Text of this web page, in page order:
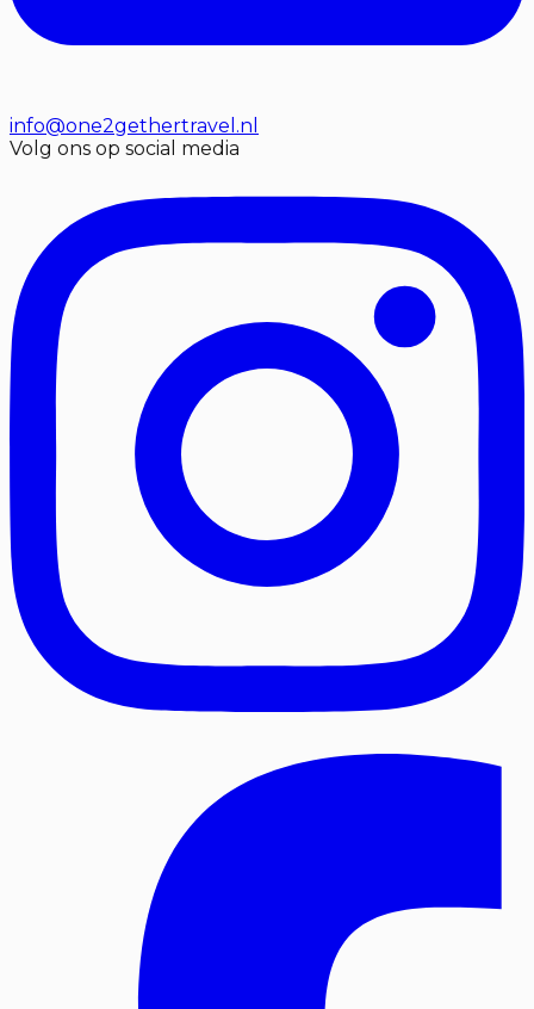
info@one2gethertravel.nl
Volg ons op social media